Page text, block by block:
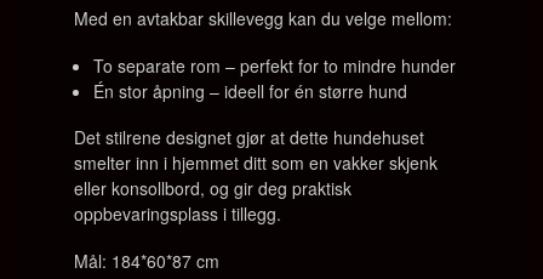
Med en avtakbar skillevegg kan du velge mellom:
To separate rom – perfekt for to mindre hunder
Én stor åpning – ideell for én større hund
Det stilrene designet gjør at dette hundehuset
smelter inn i hjemmet ditt som en vakker skjenk
eller konsollbord, og gir deg praktisk
oppbevaringsplass i tillegg.
Mål: 184*60*87 cm